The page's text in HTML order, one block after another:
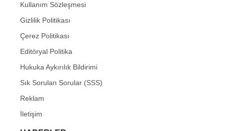
Kullanım Sözleşmesi
Gizlilik Politikası
Çerez Politikası
Editöryal Politika
Hukuka Aykırılık Bildirimi
Sık Sorulan Sorular (SSS)
Reklam
İletişim